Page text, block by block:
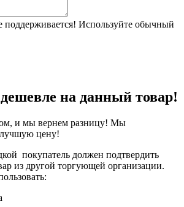
поддерживается! Используйте обычный
на данный товар!
и мы вернем разницу! Мы
цену!
покупатель должен подтвердить
из другой торгующей организации.